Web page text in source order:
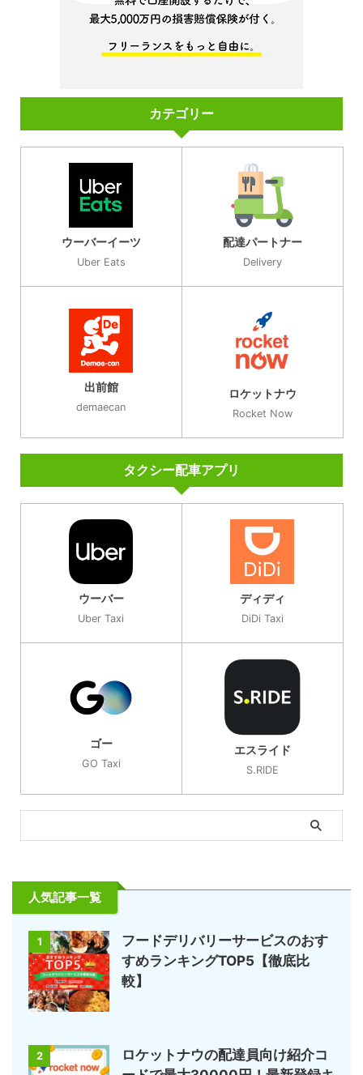
カテゴリー
ウーバーイーツ
Uber Eats
配達パートナー
Delivery
出前館
demaecan
ロケットナウ
Rocket Now
タクシー配車アプリ
ウーバー
Uber Taxi
ディディ
DiDi Taxi
ゴー
GO Taxi
エスライド
S.RIDE
人気記事一覧
1
フードデリバリーサービスのおす
すめランキングTOP5【徹底比
較】
2
ロケットナウの配達員向け紹介コ